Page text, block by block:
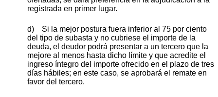
registrada en primer lugar.
d) Si la mejor postura fuera inferior al 75 por ciento
del tipo de subasta y no cubriese el importe de la
deuda, el deudor podrá presentar a un tercero que la
mejore al menos hasta dicho límite y que acredite el
ingreso íntegro del importe ofrecido en el plazo de tres
días hábiles; en este caso, se aprobará el remate en
favor del tercero.